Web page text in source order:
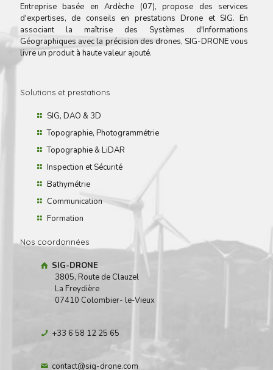
Entreprise basée en Ardèche (07), propose des services
d'expertises, de conseils en prestations Drone et SIG. En
associant la maîtrise des Systèmes d'Informations
Géographiques avec la précision des drones, SIG-DRONE vous
livre un produit à haute valeur ajouté.
Solutions et prestations
SIG, DAO & 3D
Topographie, Photogrammétrie
Topographie & LiDAR
Inspection et Sécurité
Bathymétrie
Communication
Formation
Nos coordonnées
SIG-DRONE
3805, Route de Clauzel
La Freydière
07410 Colombier- le-Vieux
+33 6 58 12 25 65
contact@sig-drone.com